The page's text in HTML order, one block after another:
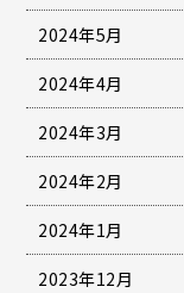
2024年5月
2024年4月
2024年3月
2024年2月
2024年1月
2023年12月